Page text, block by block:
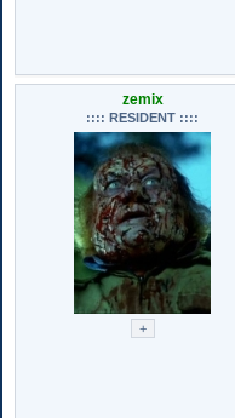
zemix
:::: RESIDENT ::::